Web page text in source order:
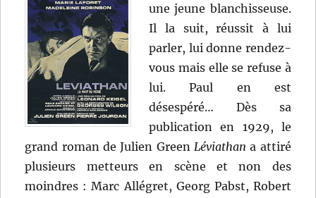
une jeune blanchisseuse.
Il la suit, réussit à lui
parler, lui donne rendez-
vous mais elle se refuse à
lui. Paul en est
désespéré… Dès sa
publication en 1929, le
grand roman de Julien GreenLéviathan a attiré
plusieurs metteurs en scène et non des
moindres : Marc Allégret, Georg Pabst, Robert